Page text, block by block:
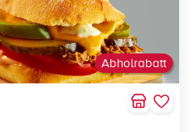
Abholrabatt